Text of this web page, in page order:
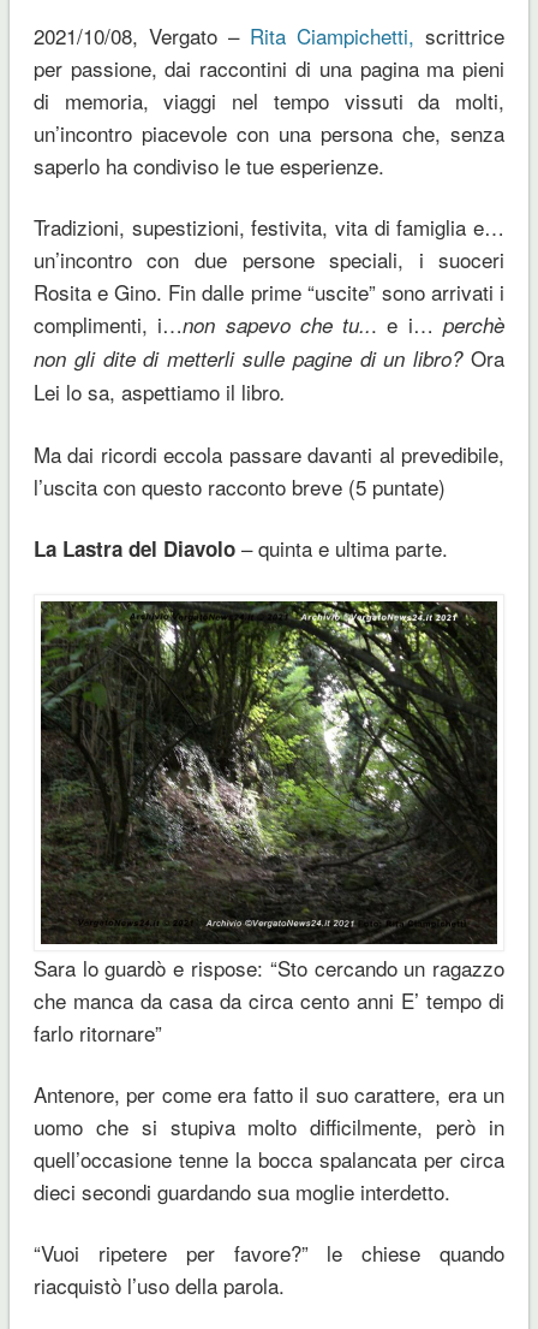
2021/10/08, Vergato – Rita Ciampichetti,scrittrice
per passione, dai raccontini di una pagina ma pieni
di memoria, viaggi nel tempo vissuti da molti,
un’incontro piacevole con una persona che, senza
saperlo ha condiviso le tue esperienze.
Tradizioni, supestizioni, festivita, vita di famiglia e…
un’incontro con due persone speciali, i suoceri
Rosita e Gino. Fin dalle prime “uscite” sono arrivati i
complimenti, i…non sapevo che tu... e i…perchè
non gli dite di metterli sulle pagine di un libro?Ora
Lei lo sa, aspettiamo il libro.
Ma dai ricordi eccola passare davanti al prevedibile,
l’uscita con questo racconto breve (5 puntate)
La Lastra del Diavolo– quinta e ultima parte.
Sara lo guardò e rispose: “Sto cercando un ragazzo
che manca da casa da circa cento anni E’ tempo di
farlo ritornare”
Antenore, per come era fatto il suo carattere, era un
uomo che si stupiva molto difficilmente, però in
quell’occasione tenne la bocca spalancata per circa
dieci secondi guardando sua moglie interdetto.
“Vuoi ripetere per favore?” le chiese quando
riacquistò l’uso della parola.